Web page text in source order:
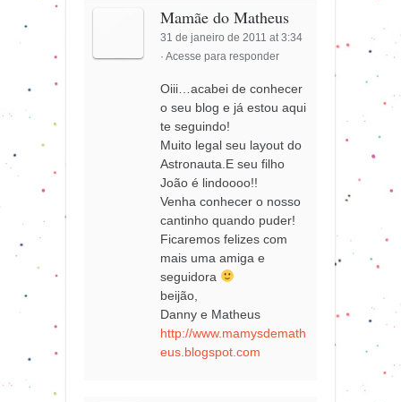
Mamãe do Matheus
31 de janeiro de 2011 at 3:34
·Acesse para responder
Oiii…acabei de conhecer
o seu blog e já estou aqui
te seguindo!
Muito legal seu layout do
Astronauta.E seu filho
João é lindoooo!!
Venha conhecer o nosso
cantinho quando puder!
Ficaremos felizes com
mais uma amiga e
seguidora
beijão,
Danny e Matheus
http://www.mamysdemath
eus.blogspot.com